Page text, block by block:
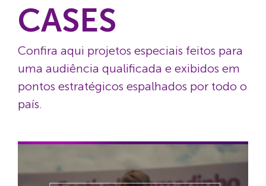
CASES
Confira aqui projetos especiais feitos para
uma audiência qualificada e exibidos em
pontos estratégicos espalhados por todo o
país.